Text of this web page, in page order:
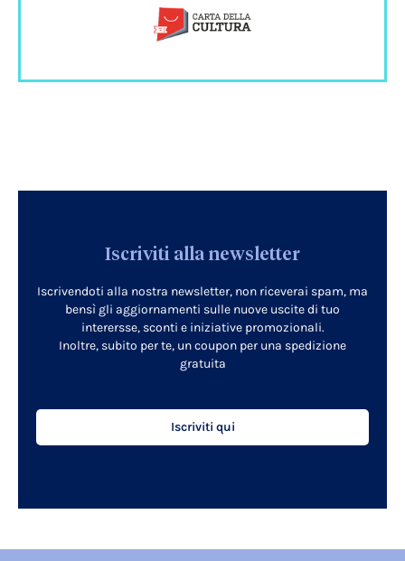
Iscriviti alla newsletter
Iscrivendoti alla nostra newsletter, non riceverai spam, ma
bensì gli aggiornamenti sulle nuove uscite di tuo
interersse, sconti e iniziative promozionali.
Inoltre, subito per te, un coupon per una spedizione
gratuita
Iscriviti qui